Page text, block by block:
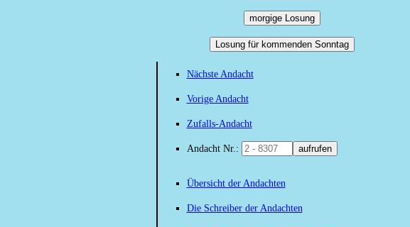
morgige Losung
Losung für kommenden Sonntag
Nächste Andacht
Vorige Andacht
Zufalls-Andacht
Andacht Nr.: aufrufen
Übersicht der Andachten
Die Schreiber der Andachten